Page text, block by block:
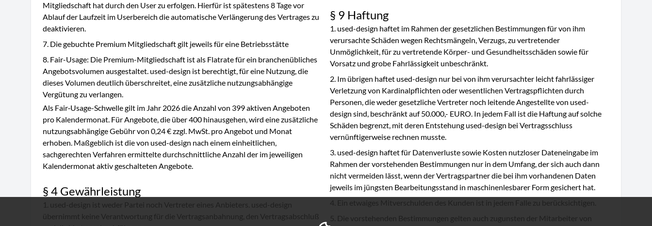
Mitgliedschaft hat durch den User zu erfolgen. Hierfür ist spätestens 8 Tage vor
Ablauf der Laufzeit im Userbereich die automatische Verlängerung des Vertrages zu
deaktivieren.
Die gebuchte Premium Mitgliedschaft gilt jeweils für eine Betriebsstätte
Fair-Usage: Die Premium-Mitgliedschaft ist als Flatrate für ein branchenübliches
Angebotsvolumen ausgestaltet. used-design ist berechtigt, für eine Nutzung, die
dieses Volumen deutlich überschreitet, eine zusätzliche nutzungsabhängige
Vergütung zu verlangen.
Als Fair‑Usage-Schwelle gilt im Jahr 2026 die Anzahl von 399 aktiven Angeboten
pro Kalendermonat. Für Angebote, die über 400 hinausgehen, wird eine zusätzliche
nutzungsabhängige Gebühr von 0,24 € zzgl. MwSt. pro Angebot und Monat
erhoben. Maßgeblich ist die von used-design nach einem einheitlichen,
sachgerechten Verfahren ermittelte durchschnittliche Anzahl der im jeweiligen
Kalendermonat aktiv geschalteten Angebote.
§ 4 Gewährleistung
used-design ist weder Partei noch Vertreter eines Anbieters. used-design
übernimmt keine Verantwortung für die Vertragsanbahnung, den Vertragsabschluß
§ 9 Haftung
used-design haftet im Rahmen der gesetzlichen Bestimmungen für von ihm
verursachte Schäden wegen Rechtsmängeln, Verzugs, zu vertretender
Unmöglichkeit, für zu vertretende Körper- und Gesundheitsschäden sowie für
Vorsatz und grobe Fahrlässigkeit unbeschränkt.
Im übrigen haftet used-design nur bei von ihm verursachter leicht fahrlässiger
Verletzung von Kardinalpflichten oder wesentlichen Vertragspflichten durch
Personen, die weder gesetzliche Vertreter noch leitende Angestellte von used-
design sind, beschränkt auf 50.000,- EURO. In jedem Fall ist die Haftung auf solche
Schäden begrenzt, mit deren Entstehung used-design bei Vertragsschluss
vernünftigerweise rechnen musste.
used-design haftet für Datenverluste sowie Kosten nutzloser Dateneingabe im
Rahmen der vorstehenden Bestimmungen nur in dem Umfang, der sich auch dann
nicht vermeiden lässt, wenn der Vertragspartner die bei ihm vorhandenen Daten
jeweils im jüngsten Bearbeitungsstand in maschinenlesbarer Form gesichert hat.
Ein etwaiges Mitverschulden des Kunden ist in jedem Falle zu berücksichtigen.
Die vorstehenden Bestimmungen gelten auch zugunsten der Mitarbeiter von